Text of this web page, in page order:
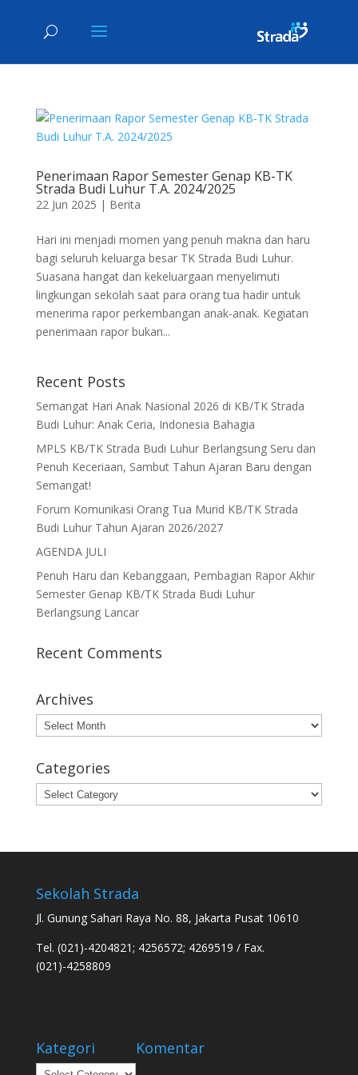
Penerimaan Rapor Semester Genap KB-TK
Strada Budi Luhur T.A. 2024/2025
22 Jun 2025 | Berita
Hari ini menjadi momen yang penuh makna dan haru
bagi seluruh keluarga besar TK Strada Budi Luhur.
Suasana hangat dan kekeluargaan menyelimuti
lingkungan sekolah saat para orang tua hadir untuk
menerima rapor perkembangan anak-anak. Kegiatan
penerimaan rapor bukan...
Recent Posts
Semangat Hari Anak Nasional 2026 di KB/TK Strada
Budi Luhur: Anak Ceria, Indonesia Bahagia
MPLS KB/TK Strada Budi Luhur Berlangsung Seru dan
Penuh Keceriaan, Sambut Tahun Ajaran Baru dengan
Semangat!
Forum Komunikasi Orang Tua Murid KB/TK Strada
Budi Luhur Tahun Ajaran 2026/2027
AGENDA JULI
Penuh Haru dan Kebanggaan, Pembagian Rapor Akhir
Semester Genap KB/TK Strada Budi Luhur
Berlangsung Lancar
Recent Comments
Archives
Archives
Categories
Categories
Sekolah Strada
Jl. Gunung Sahari Raya No. 88, Jakarta Pusat 10610
Tel. (021)-4204821; 4256572; 4269519 / Fax.
(021)-4258809
Kategori
Kategori
Komentar